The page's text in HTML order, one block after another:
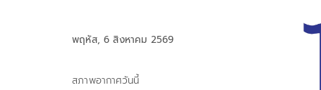
พฤหัส, 6 สิงหาคม 2569
สภาพอากาศวันนี้